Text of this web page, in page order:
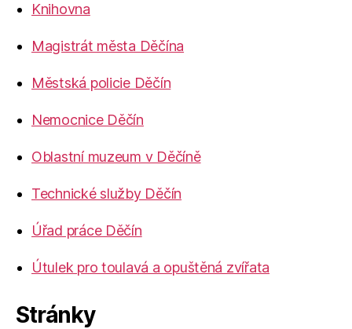
Knihovna
Magistrát města Děčína
Městská policie Děčín
Nemocnice Děčín
Oblastní muzeum v Děčíně
Technické služby Děčín
Úřad práce Děčín
Útulek pro toulavá a opuštěná zvířata
Stránky